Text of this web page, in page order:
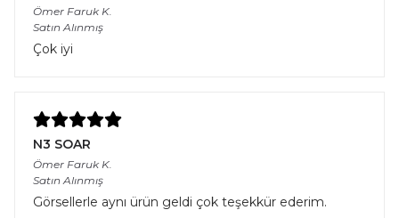
Ömer Faruk K.
Satın Alınmış
Çok iyi
N3 SOAR
Ömer Faruk K.
Satın Alınmış
Görsellerle aynı ürün geldi çok teşekkür ederim.